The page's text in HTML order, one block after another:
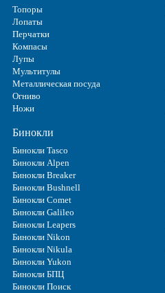
Топоры
Лопаты
Перчатки
Компасы
Лупы
Мультитулы
Металлическая посуда
Огниво
Ножи
Бинокли
Бинокли Tasco
Бинокли Alpen
Бинокли Breaker
Бинокли Bushnell
Бинокли Comet
Бинокли Galileo
Бинокли Leapers
Бинокли Nikon
Бинокли Nikula
Бинокли Yukon
Бинокли БПЦ
Бинокли Поиск